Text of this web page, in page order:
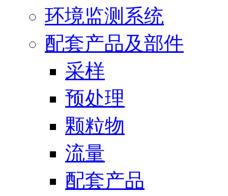
环境监测系统
配套产品及部件
采样
预处理
颗粒物
流量
配套产品